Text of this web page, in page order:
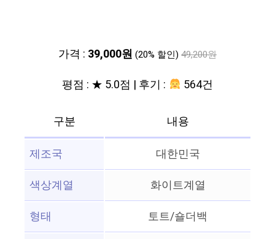
가격 : 39,000원 (20% 할인) 49,200원
평점 : ★ 5.0점 | 후기 : 564건
구분
내용
제조국
대한민국
색상계열
화이트계열
형태
토트/숄더백